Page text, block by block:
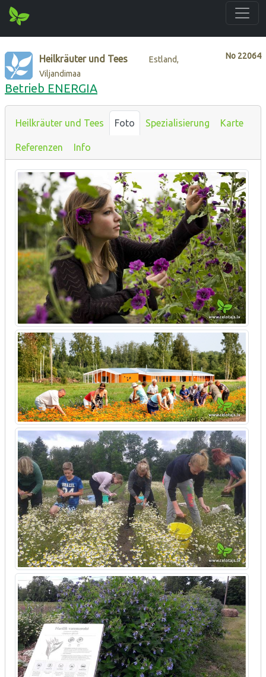
No 22064
Heilkräuter und Tees
Estland,
Viljandimaa
Betrieb ENERGIA
Heilkräuter und Tees Foto Spezialisierung Karte
Referenzen Info